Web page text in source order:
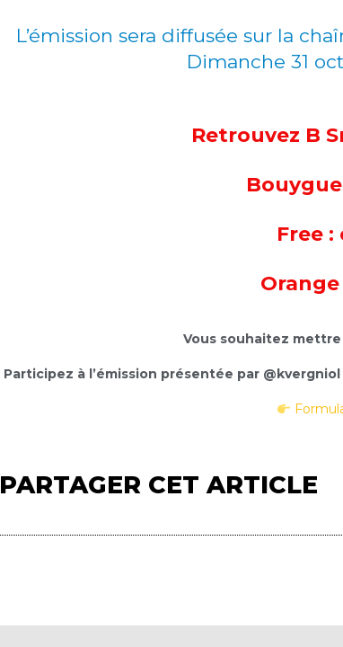
L’émission sera diffusée sur la
Dimanche 31
Retrouvez B
Free :
Vous souhaitez
Participez à l’émission présentée par
PARTAGER CET ARTICLE